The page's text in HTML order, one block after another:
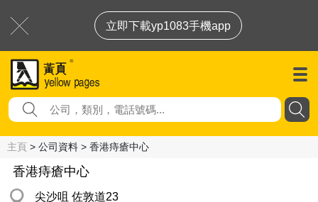
立即下載yp1083手機app
主頁 > 公司資料 > 香港痔瘡中心
香港痔瘡中心
尖沙咀 佐敦道23